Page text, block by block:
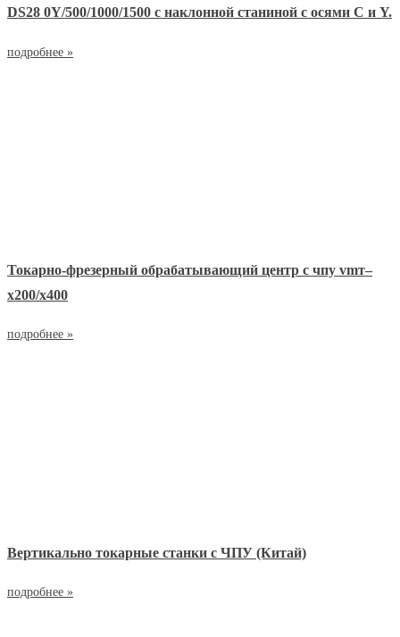
DS28 0Y/500/1000/1500 с наклонной станиной с осями С и Y.
подробнее »
Токарно-фрезерный обрабатывающий центр с чпу vmт–
х200/x400
подробнее »
Вертикально токарные станки с ЧПУ (Китай)
подробнее »